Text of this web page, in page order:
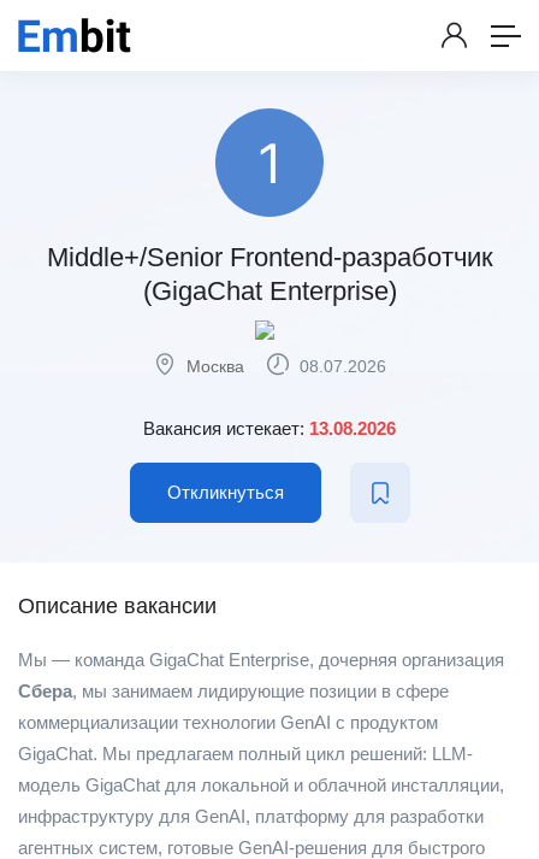
Middle+/Senior Frontend-разработчик
(GigaChat Enterprise)
Москва 08.07.2026
Вакансия истекает: 13.08.2026
Откликнуться
Описание вакансии
Мы — команда GigaChat Enterprise, дочерняя организация
Сбера, мы занимаем лидирующие позиции в сфере
коммерциализации технологии GenAI с продуктом
GigaChat. Мы предлагаем полный цикл решений: LLM-
модель GigaChat для локальной и облачной инсталляции,
инфраструктуру для GenAI, платформу для разработки
агентных систем, готовые GenAI-решения для быстрого